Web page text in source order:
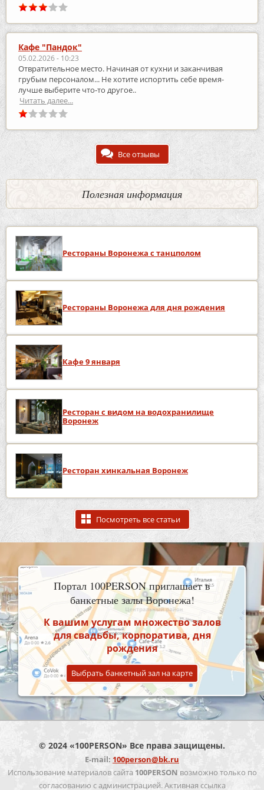
Кафе "Пандок"
05.02.2026 - 10:23
Отвратительное место. Начиная от кухни и заканчивая
грубым персоналом... Не хотите испортить себе время-
лучше выберите что-то другое..
Читать далее...
Все отзывы
Полезная информация
Рестораны Воронежа с танцполом
Рестораны Воронежа для дня рождения
Кафе 9 января
Ресторан с видом на водохранилище
Воронеж
Ресторан хинкальная Воронеж
Посмотреть все статьи
Портал 100PERSON приглашает в
банкетные залы Воронежа!
К вашим услугам множество залов
для свадьбы, корпоратива, дня
рождения
Выбрать банкетный зал на карте
© 2024 «100PERSON» Все права защищены.
E-mail: 100person@bk.ru
Использование материалов сайта 100PERSON возможно только по
согласованию с администрацией. Активная ссылка